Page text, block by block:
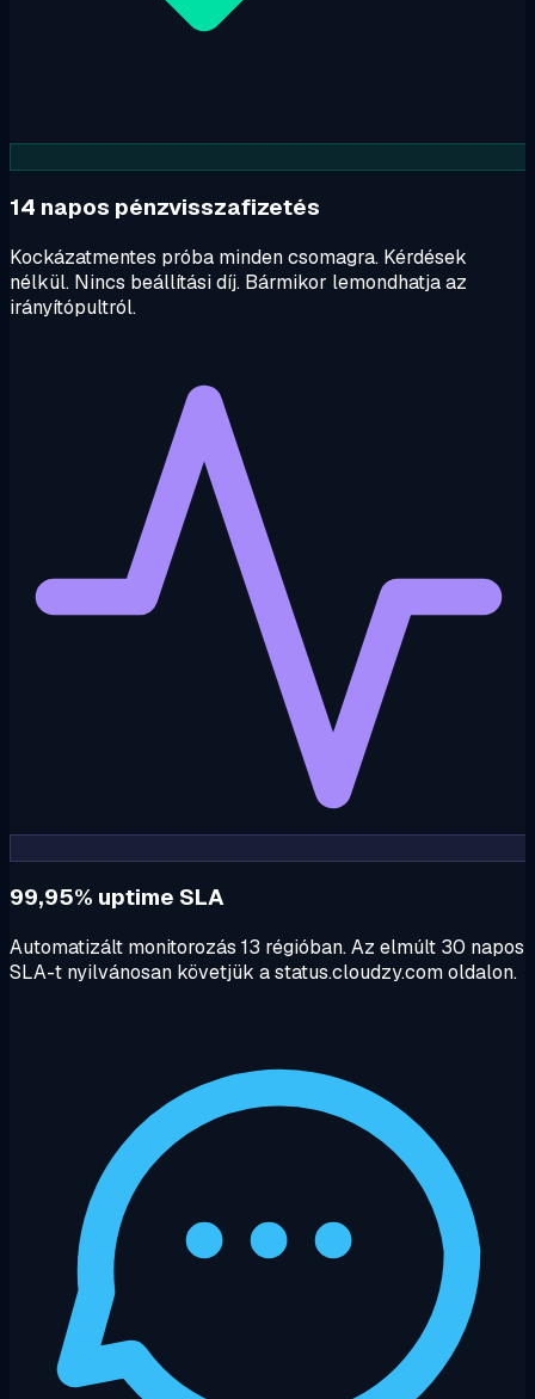
14 napos pénzvisszafizetés
Kockázatmentes próba minden csomagra. Kérdések
nélkül. Nincs beállítási díj. Bármikor lemondhatja az
irányítópultról.
99,95% uptime SLA
Automatizált monitorozás 13 régióban. Az elmúlt 30 napos
SLA-t nyilvánosan követjük a status.cloudzy.com oldalon.